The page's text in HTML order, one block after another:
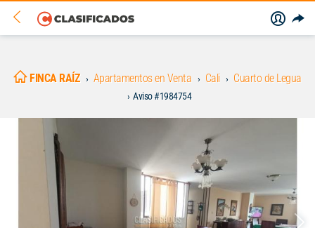
FINCA RAÍZ Apartamentos en Venta Cali Cuarto de Legua
Aviso #1984754